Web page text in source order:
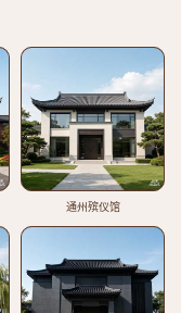
通州殡仪馆